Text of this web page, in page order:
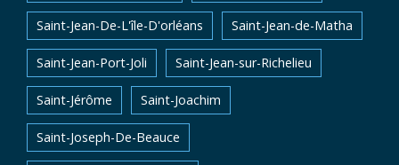
Saint-Jean-De-L'île-D'orléans Saint-Jean-de-Matha
Saint-Jean-Port-Joli Saint-Jean-sur-Richelieu
Saint-Jérôme Saint-Joachim
Saint-Joseph-De-Beauce